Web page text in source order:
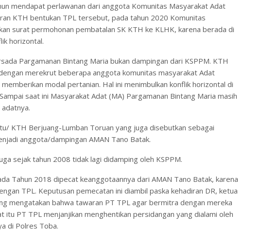
mendapat perlawanan dari anggota Komunitas Masyarakat Adat
KTH bentukan TPL tersebut, pada tahun 2020 Komunitas
surat permohonan pembatalan SK KTH ke KLHK, karena berada di
horizontal.
Pargamanan Bintang Maria bukan dampingan dari KSPPM. KTH
merekrut beberapa anggota komunitas masyarakat Adat
modal pertanian. Hal ini menimbulkan konflik horizontal di
saat ini Masyarakat Adat (MA) Pargamanan Bintang Maria masih
KTH Berjuang-Lumban Toruan yang juga disebutkan sebagai
anggota/dampingan AMAN Tano Batak.
sejak tahun 2008 tidak lagi didamping oleh KSPPM.
Tahun 2018 dipecat keanggotaannya dari AMAN Tano Batak, karena
TPL. Keputusan pemecatan ini diambil paska kehadiran DR, ketua
mengatakan bahwa tawaran PT TPL agar bermitra dengan mereka
PT TPL menjanjikan menghentikan persidangan yang dialami oleh
di Polres Toba.